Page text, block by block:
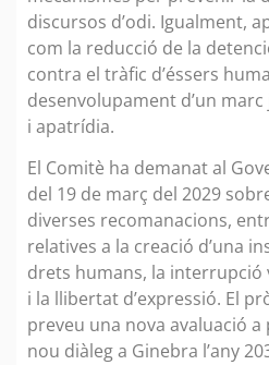
discursos d’odi. Igualment,
com la reducció de la
contra el tràfic d’éssers
desenvolupament d’un
i apatrídia.
El Comitè ha demanat al
del 19 de març del 2029
diverses recomanacions,
relatives a la creació d’una
drets humans, la interrupció
i la llibertat d’expressió. El
preveu una nova avaluació
nou diàleg a Ginebra l’any